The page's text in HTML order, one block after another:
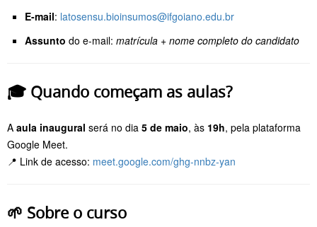
E-mail: latosensu.bioinsumos@ifgoiano.edu.br
Assunto do e-mail: matrícula + nome completo do candidato
🎓 Quando começam as aulas?
A aula inaugural será no dia 5 de maio, às 19h, pela plataforma
Google Meet.
📍 Link de acesso: meet.google.com/ghg-nnbz-yan
🌱 Sobre o curso